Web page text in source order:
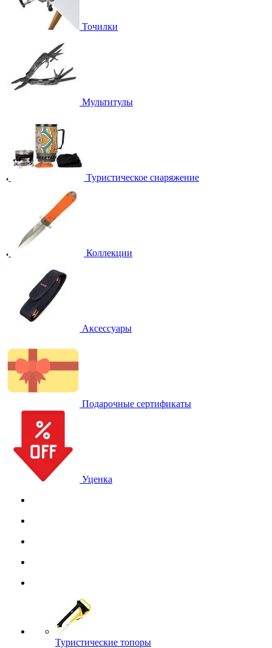
Точилки
Мультитулы
Туристическое снаряжение
Коллекции
Аксессуары
Подарочные сертификаты
Уценка
Туристические топоры